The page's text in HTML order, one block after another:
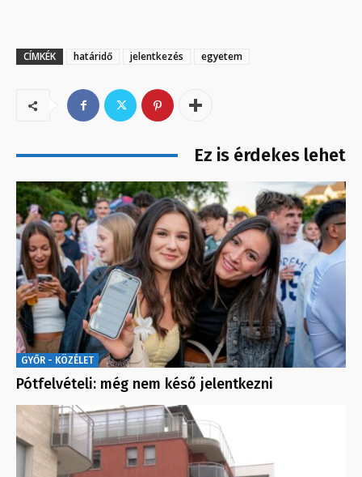
CÍMKÉK határidő jelentkezés egyetem
Ez is érdekes lehet
GYŐR - KÖZÉLET
Pótfelvételi: még nem késő jelentkezni